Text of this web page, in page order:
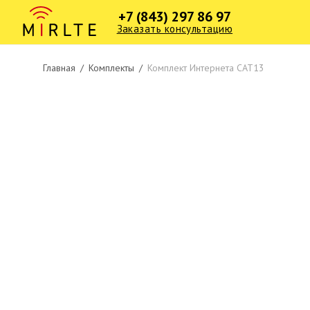
+7 (843) 297 86 97
Заказать консультацию
Главная / Комплекты / Комплект Интернета CAT13